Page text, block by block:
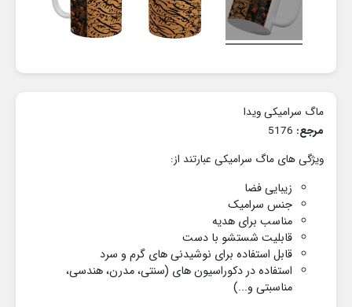
ماگ سرامیکی ویدا
مرجع:
ویژگی های ماگ سرامیکی عبارتند از:
زیبایی فضا
جنس سرامیک
مناسب برای هدیه
قابلیت شستشو با دست
قابل استفاده برای نوشیدنی های گرم و سرد
استفاده در دکوراسیون های (سنتی، مدرن، هندسی،
مناسبتی و...)